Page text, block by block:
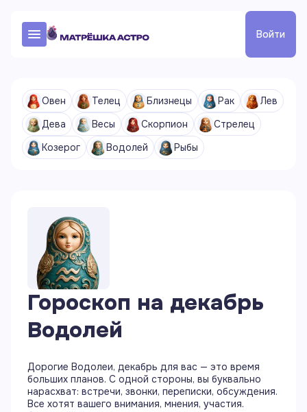
Войти
Овен Телец Близнецы Рак
Лев
Дева
Весы Скорпион
Стрелец
Козерог
Водолей Рыбы
Гороскоп на декабрь
Водолей
Дорогие Водолеи, декабрь для вас — это время
больших планов. С одной стороны, вы буквально
нарасхват: встречи, звонки, переписки, обсуждения.
Все хотят вашего внимания, мнения, участия.